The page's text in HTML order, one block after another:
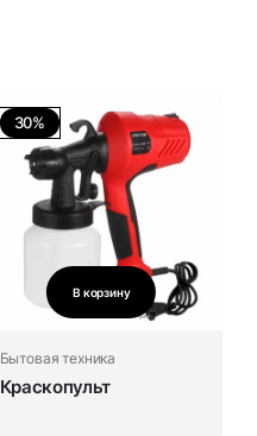
30%
В корзину
Бытовая техника
Краскопульт